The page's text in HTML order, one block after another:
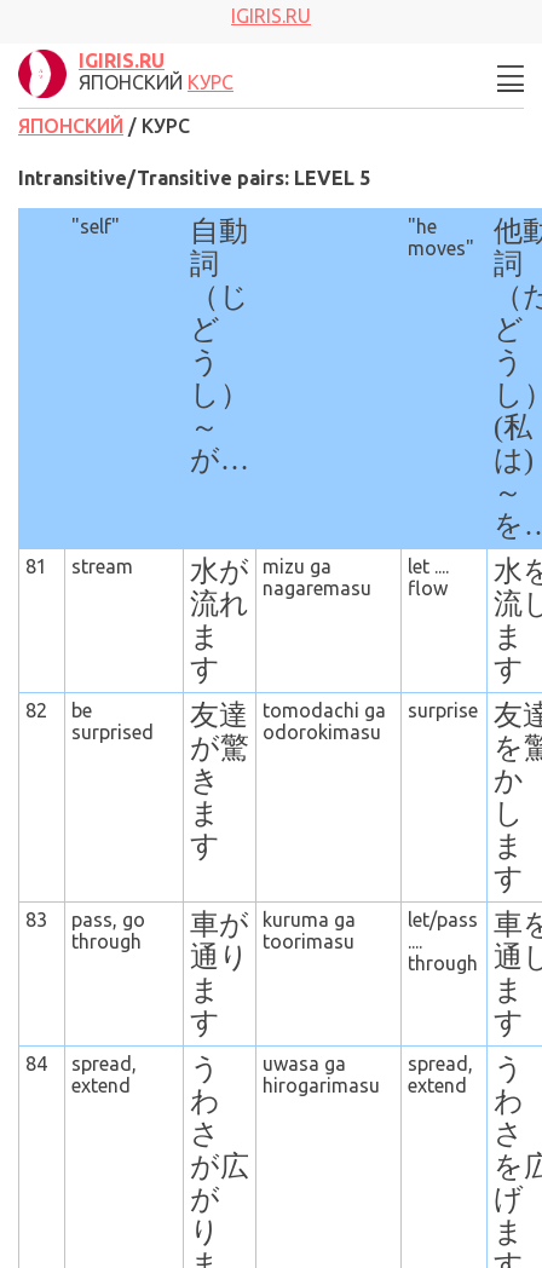
IGIRIS.RU
IGIRIS.RU
ЯПОНСКИЙ КУРС
ЯПОНСКИЙ / КУРС
Intransitive/Transitive pairs: LEVEL 5
"self"
自動
詞
（じ
ど
う
し）
～
が…
"he
moves"
他
詞
（
ど
う
し
(私
は)
～
を
81 stream
水が
流れ
ま
す
mizu ga
nagaremasu
let ....
flow
水
流
ま
す
82
be
surprised
友達
が驚
き
ま
す
tomodachi ga
odorokimasu
surprise
友
を
か
し
ま
す
83
pass, go
through
車が
通り
ま
す
kuruma ga
toorimasu
let/pass
....
through
車
通
ま
す
84
spread,
extend
う
わ
さ
が広
が
り
uwasa ga
hirogarimasu
spread,
extend
う
わ
さ
を
げ
ま